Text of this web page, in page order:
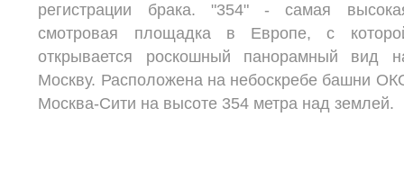
регистрации брака. "354" - самая
смотровая площадка в Европе, с
открывается роскошный панорамный вид
Москву. Расположена на небоскребе башни
Москва-Сити на высоте 354 метра над землей.